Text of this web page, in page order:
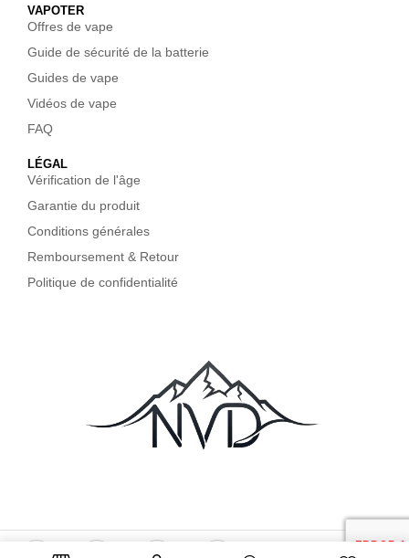
VAPOTER
Offres de vape
Guide de sécurité de la batterie
Guides de vape
Vidéos de vape
FAQ
LÉGAL
Vérification de l'âge
Garantie du produit
Conditions générales
Remboursement & Retour
Politique de confidentialité